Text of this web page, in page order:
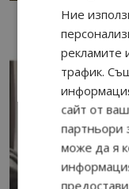
Ние
рекламите
трафик.
сайт от
партньори
може да я